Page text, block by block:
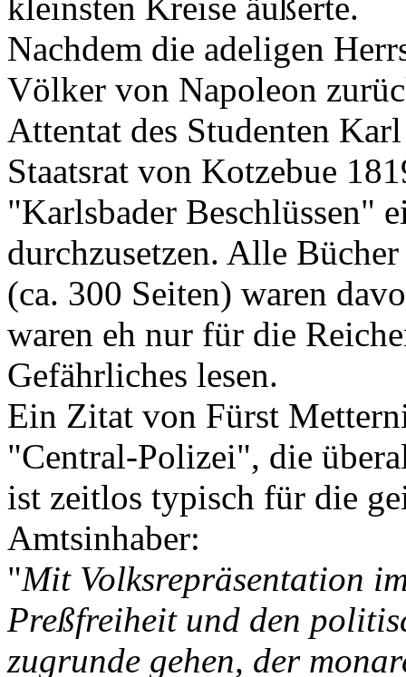
kleinsten Kreise äußerte.
Nachdem die adeligen
Völker von Napoleon
Attentat des Studenten
Staatsrat von Kotzebue
"Karlsbader Beschlüssen"
durchzusetzen. Alle
(ca. 300 Seiten) waren
waren eh nur für die
Gefährliches lesen.
Ein Zitat von Fürst
"Central-Polizei", die
ist zeitlos typisch für die
Amtsinhaber:
"Mit Volksrepräsentation
Preßfreiheit und den
zugrunde gehen, der